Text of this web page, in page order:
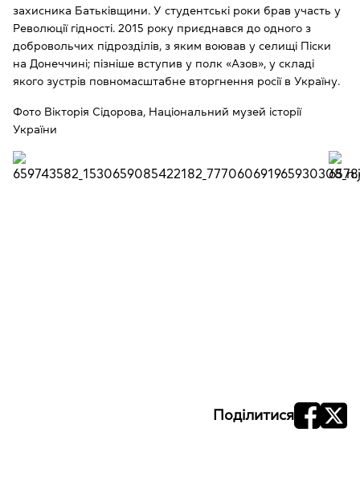
захисника Батьківщини. У студентські роки брав участь у
Революції гідності. 2015 року приєднався до одного з
добровольчих підрозділів, з яким воював у селищі Піски
на Донеччині; пізніше вступив у полк «Азов», у складі
якого зустрів повномасштабне вторгнення росії в Україну.
Фото Вікторія Сідорова, Національний музей історії
України
Поділитися